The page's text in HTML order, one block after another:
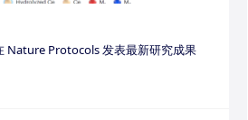
Nature Protocols 发表最新研究成果